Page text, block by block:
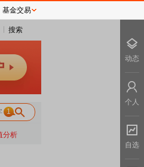
搜索
1
分析
基金交易
动态
个人
自选